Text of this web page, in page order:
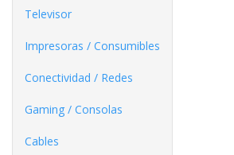
Televisor
Impresoras / Consumibles
Conectividad / Redes
Gaming / Consolas
Cables